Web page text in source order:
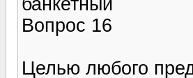
Вопрос 16
Целью любого